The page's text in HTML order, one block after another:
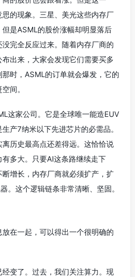
的现象。三星、美光这些内存厂
是ASML的股价涨幅却明显落后
完全反应过来。随着内存厂商的
出来，大家会发现它们需要买多
时，ASML的订单就会爆发，它的
间。
这家公司。它是全球唯一能造EUV
产7纳米以下先进芯片的必需品。
历史最高点还差得远。这恰恰说
多大。只要AI这条路继续走下
增长，内存厂商就必须扩产，扩
。这个逻辑链条非常清晰、坚固。
在一起，可以得出一个很明确的
变了。过去，我们关注算力。现